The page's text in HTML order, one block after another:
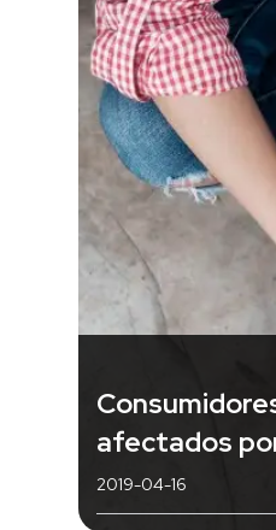
afectados
2019-04-16